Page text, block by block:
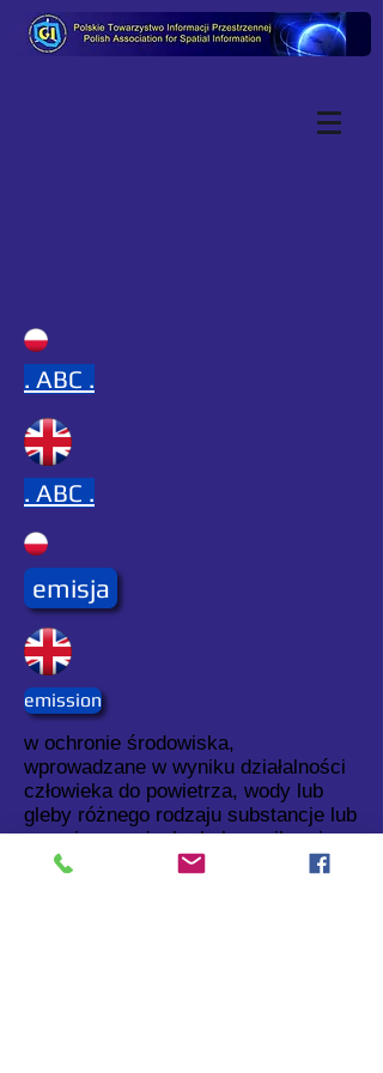
. ABC .
. ABC .
emisja
emission
w ochronie środowiska,
wprowadzane w wyniku działalności
człowieka do powietrza, wody lub
gleby różnego rodzaju substancje lub
energie, np. ciepło, hałas, wibracje,
pola elektromagnetyczne.